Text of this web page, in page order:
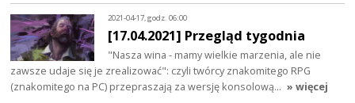
2021-04-17, godz. 06:00
[17.04.2021] Przegląd tygodnia
"Nasza wina - mamy wielkie marzenia, ale nie
zawsze udaje się je zrealizować": czyli twórcy znakomitego RPG
(znakomitego na PC) przepraszają za wersję konsolową… » więcej